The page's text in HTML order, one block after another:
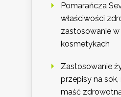
Pomarańcza
właściwości
zastosowanie w
kosmetykach
Zastosowanie
przepisy na sok,
maść